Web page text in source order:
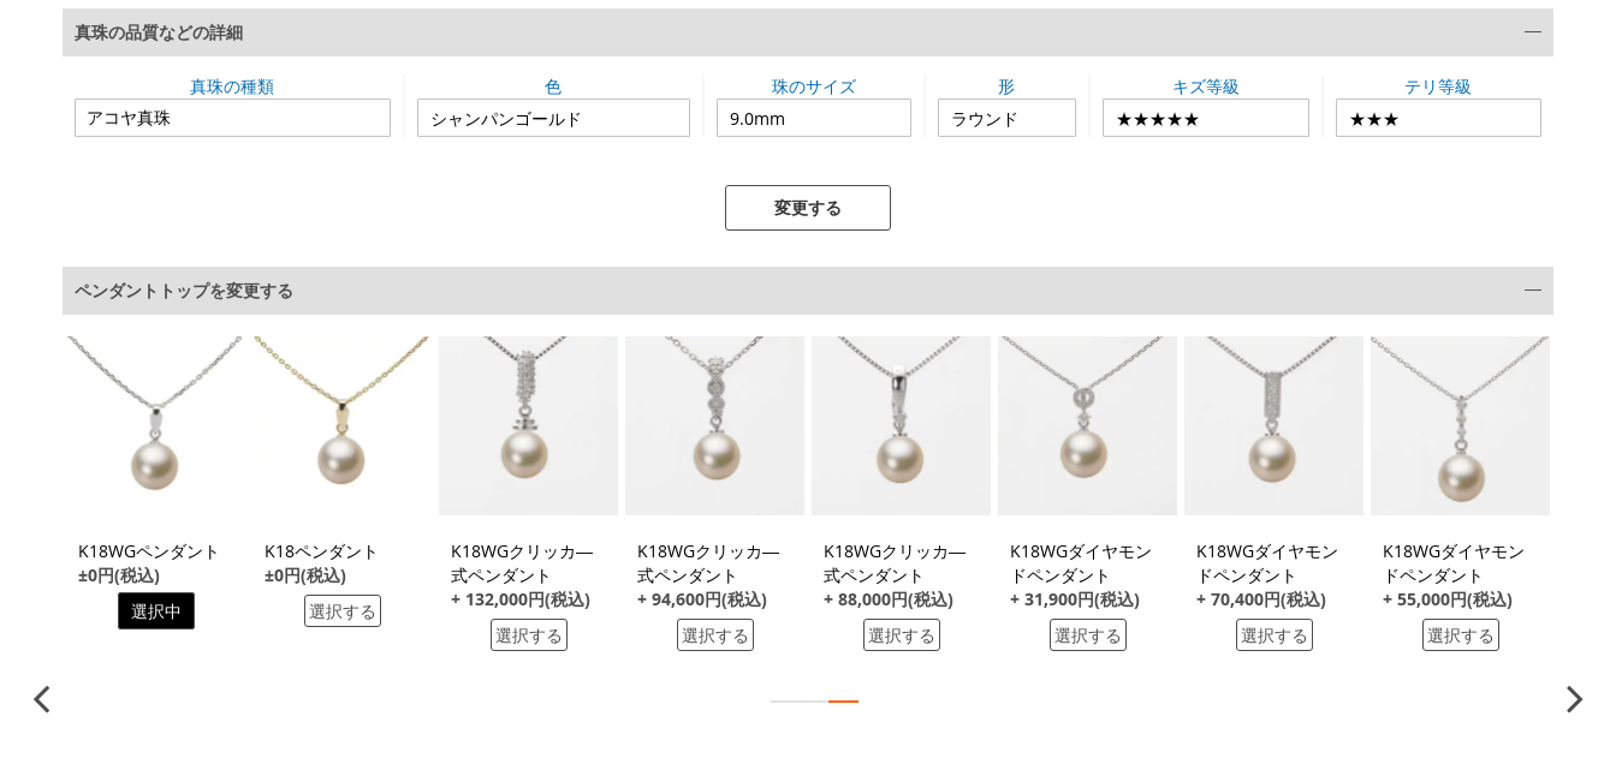
メ
ー
ジ
ラ
移
す
真珠の品質などの詳細
真珠の種類 色 珠のサイズ 形 キズ等級 テリ等級
変更する
ペンダントトップを変更する
K18WGペンダント
±0円(税込)
選択中
K18ペンダント
±0円(税込)
選択する
K18WGクリッカ―
式ペンダント
+ 132,000円(税込)
選択する
K18WGクリッカ―
式ペンダント
+ 94,600円(税込)
選択する
K18WGクリッカ―
式ペンダント
+ 88,000円(税込)
選択する
K18WGダイヤモン
ドペンダント
+ 31,900円(税込)
選択する
K18WGダイヤモン
ドペンダント
+ 70,400円(税込)
選択する
K18WGダイヤモン
ドペンダント
+ 55,000円(税込)
選択する